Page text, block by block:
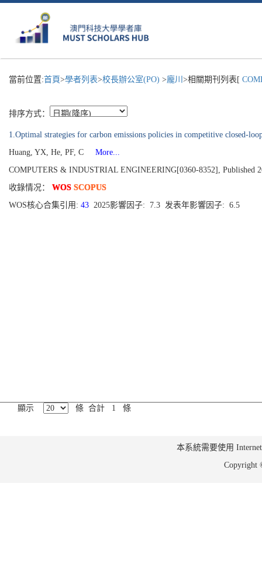
當前位置:首頁>學者列表>校長辦公室(PO) >龐川 >相關期刊列表[
排序方式：
1.Optimal strategies for carbon emissions policies in competitive closed-
Huang, YX, He, PF, C
More...
COMPUTERS & INDUSTRIAL ENGINEERING[0360-8352], Published
收錄情况： WOS SCOPUS
WOS核心合集引用: 43 2025影響因子: 7.3 发表年影響因子: 6.5
顯示 條 合計 1 條
本系統需要使用
Copyright